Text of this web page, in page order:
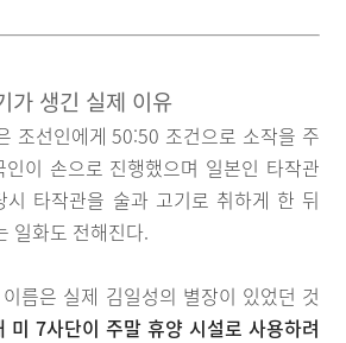
가 생긴 실제 이유
조선인에게 50:50 조건으로 소작을 주
이 손으로 진행했으며 일본인 타작관
시 타작관을 술과 고기로 취하게 한 뒤
일화도 전해진다.
이름은 실제 김일성의 별장이 있었던 것
미 7사단이 주말 휴양 시설로 사용하려